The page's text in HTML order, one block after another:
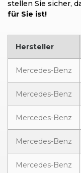
stellen Sie sicher,
für Sie ist!
Hersteller
Mercedes-Benz
Mercedes-Benz
Mercedes-Benz
Mercedes-Benz
Mercedes-Benz